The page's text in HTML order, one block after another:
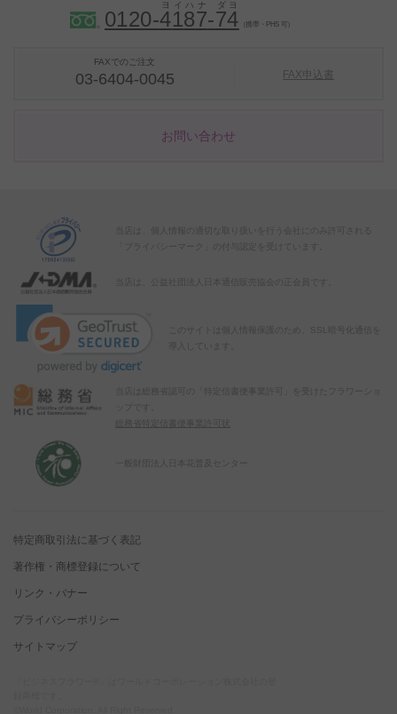
0120-4187-74 （携帯・PHS 可）
FAXでのご注文
03-6404-0045 FAX申込書
お問い合わせ
当店は、個人情報の適切な取り扱いを行う会社にのみ許可される
「プライバシーマーク」の付与認定を受けています。
当店は、公益社団法人日本通信販売協会の正会員です。
このサイトは個人情報保護のため、SSL暗号化通信を
導入しています。
当店は総務省認可の「特定信書便事業許可」を受けたフラワーショ
総務省特定信書便事業許可状
特定商取引法に基づく表記
著作権・商標登録について
リンク・バナー
プライバシーポリシー
サイトマップ